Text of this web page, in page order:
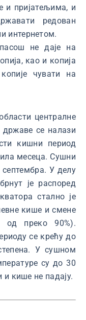
и пријатељима, и
редован
интернетом.
не даје на
као и копија
чувати на
централне
државе се налази
кишни период
месеца. Сушни
септембра. У делу
је распоред
стално је
кише и смене
од преко 90%).
се крећу до
У сушном
су до 30
и кише не падају.